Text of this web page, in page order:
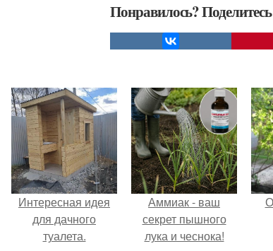
Понравилось?
Интересная идея
для дачного
туалета.
Аммиак - ваш
секрет пышного
лука и чеснока!